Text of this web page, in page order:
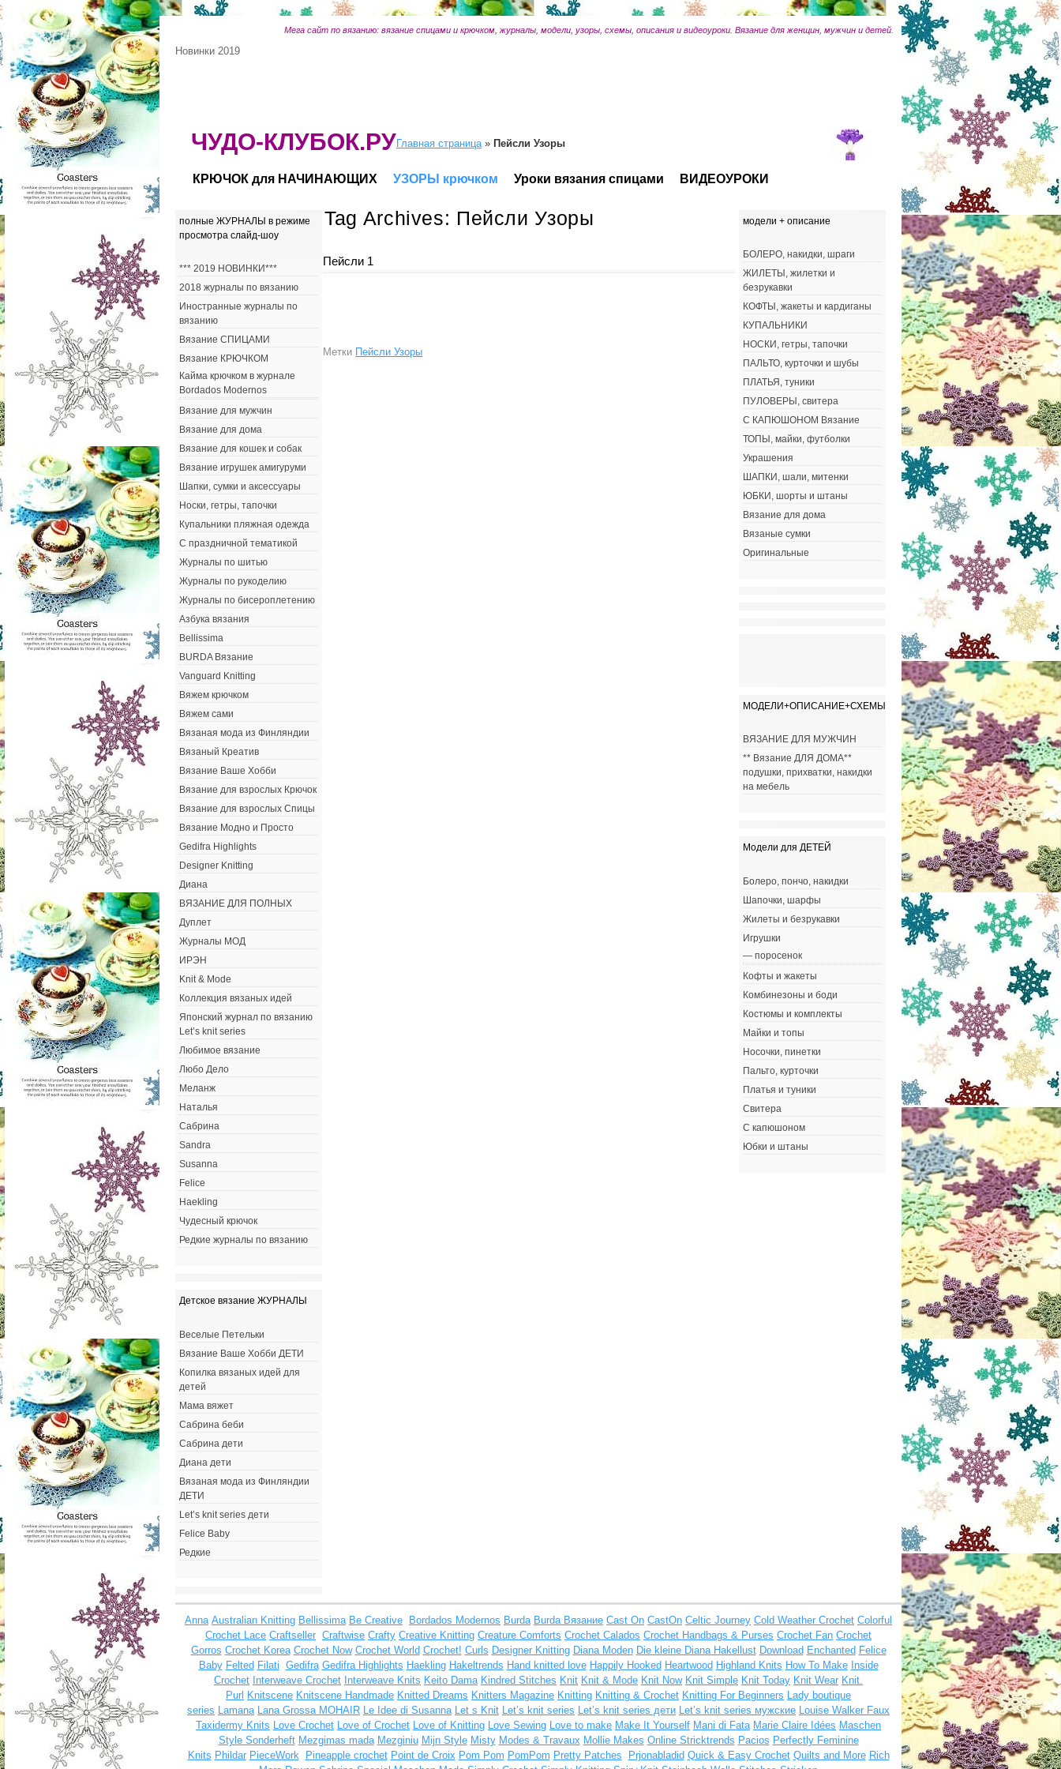
Мега сайт по вязанию: вязание спицами и крючком, журналы, модели, узоры, схемы, описания и видеоуроки. Вязание для женщин, мужчин и детей.
Новинки 2019
ЧУДО-КЛУБОК.РУ
КРЮЧОК для НАЧИНАЮЩИХ УЗОРЫ крючком Уроки вязания спицами ВИДЕОУРОКИ
Главная страница» Пейсли Узоры
Tag Archives: Пейсли Узоры
Пейсли 1
Метки Пейсли Узоры
полные ЖУРНАЛЫ в режиме
просмотра слайд-шоу
*** 2019 НОВИНКИ***
2018 журналы по вязанию
Иностранные журналы по
вязанию
Вязание СПИЦАМИ
Вязание КРЮЧКОМ
Кайма крючком в журнале
Bordados Modernos
Вязание для мужчин
Вязание для дома
Вязание для кошек и собак
Вязание игрушек амигуруми
Шапки, сумки и аксессуары
Носки, гетры, тапочки
Купальники пляжная одежда
С праздничной тематикой
Журналы по шитью
Журналы по рукоделию
Журналы по бисероплетению
Азбука вязания
Bellissima
BURDA Вязание
Vanguard Knitting
Вяжем крючком
Вяжем сами
Вязаная мода из Финляндии
Вязаный Креатив
Вязание Ваше Хобби
Вязание для взрослых Крючок
Вязание для взрослых Спицы
Вязание Модно и Просто
Gedifra Highlights
Designer Knitting
Диана
ВЯЗАНИЕ ДЛЯ ПОЛНЫХ
Дуплет
Журналы МОД
ИРЭН
Knit & Mode
Коллекция вязаных идей
Японский журнал по вязанию
Let’s knit series
Любимое вязание
Любо Дело
Меланж
Наталья
Сабрина
Sandra
Susanna
Felice
Haekling
Чудесный крючок
Редкие журналы по вязанию
Детское вязание ЖУРНАЛЫ
Веселые Петельки
Вязание Ваше Хобби ДЕТИ
Копилка вязаных идей для
детей
Мама вяжет
Сабрина беби
Сабрина дети
Диана дети
Вязаная мода из Финляндии
ДЕТИ
Let’s knit series дети
Felice Baby
Редкие
модели + описание
БОЛЕРО, накидки, шраги
ЖИЛЕТЫ, жилетки и
безрукавки
КОФТЫ, жакеты и кардиганы
КУПАЛЬНИКИ
НОСКИ, гетры, тапочки
ПАЛЬТО, курточки и шубы
ПЛАТЬЯ, туники
ПУЛОВЕРЫ, свитера
С КАПЮШОНОМ Вязание
ТОПЫ, майки, футболки
Украшения
ШАПКИ, шали, митенки
ЮБКИ, шорты и штаны
Вязание для дома
Вязаные сумки
Оригинальные
МОДЕЛИ+ОПИСАНИЕ+СХЕМЫ
ВЯЗАНИЕ ДЛЯ МУЖЧИН
** Вязание ДЛЯ ДОМА**
подушки, прихватки, накидки
на мебель
Модели для ДЕТЕЙ
Болеро, пончо, накидки
Шапочки, шарфы
Жилеты и безрукавки
Игрушки
— поросенок
Кофты и жакеты
Комбинезоны и боди
Костюмы и комплекты
Майки и топы
Носочки, пинетки
Пальто, курточки
Платья и туники
Свитера
С капюшоном
Юбки и штаны
Anna Australian Knitting Bellissima Be Creative Bordados Modernos Burda Burda Вязание Cast On CastOn Celtic Journey Cold Weather Crochet Colorful
Crochet Lace Craftseller Craftwise Crafty Creative Knitting Creature Comforts Crochet Calados Crochet Handbags & Purses Crochet Fan Crochet
Gorros Crochet Korea Crochet Now Crochet World Crochet! Curls Designer Knitting Diana Moden Die kleine Diana Hakellust Download Enchanted Felice
Baby Felted Filati Gedifra Gedifra Highlights Haekling Hakeltrends Hand knitted love Happily Hooked Heartwood Highland Knits How To Make Inside
Crochet Interweave Crochet Interweave Knits Keito Dama Kindred Stitches Knit Knit & Mode Knit Now Knit Simple Knit Today Knit Wear Knit.
Purl Knitscene Knitscene Handmade Knitted Dreams Knitters Magazine Knitting Knitting & Crochet Knitting For Beginners
Lady boutique
series
Lamana Lana Grossa MOHAIR Le Idee di Susanna Let s Knit Let’s knit series Let’s knit series дети Let’s knit series мужские
Louise Walker Faux
Taxidermy Knits
Love Crochet Love of Crochet Love of Knitting Love Sewing Love to make Make It Yourself Mani di Fata Marie Claire Idées Maschen
Style Sonderheft Mezgimas mada Mezginiu Mijn Style Misty Modes & Travaux Mollie Makes Online Stricktrends Pacios Perfectly Feminine
Knits Phildar PieceWork Pineapple crochet Point de Croix Pom Pom PomPom Pretty Patches Prjonabladid Quick & Easy Crochet Quilts and More Rich